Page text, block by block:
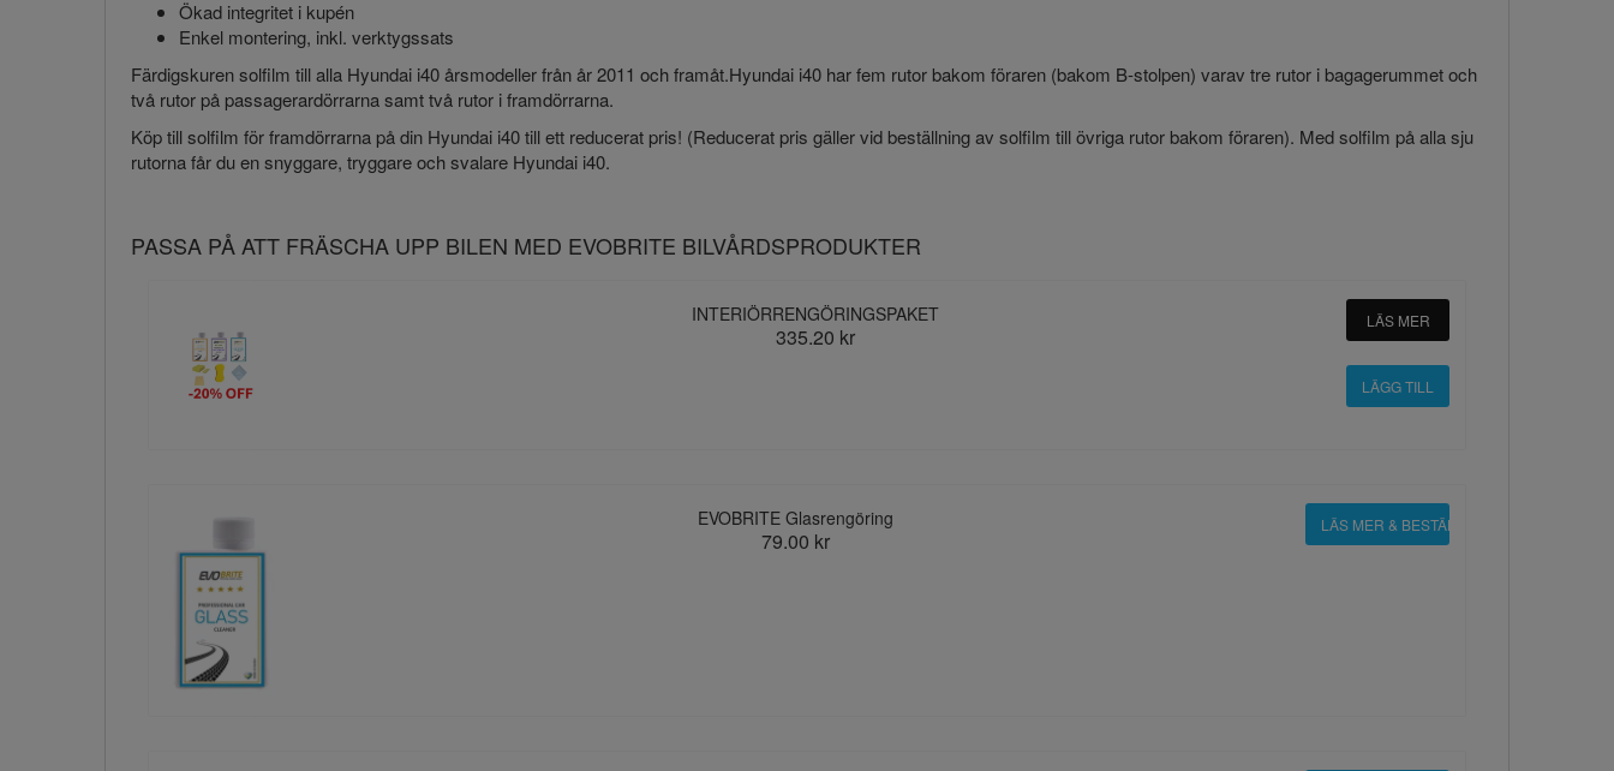
Ökad integritet i kupén
Enkel montering, inkl. verktygssats
Färdigskuren solfilm till alla Hyundai i40 årsmodeller från år 2011 och framåt.Hyundai i40 har fem rutor bakom föraren (bakom B-stolpen) varav tre rutor i bagagerummet och
två rutor på passagerardörrarna samt två rutor i framdörrarna.
Köp till solfilm för framdörrarna på din Hyundai i40 till ett reducerat pris! (Reducerat pris gäller vid beställning av solfilm till övriga rutor bakom föraren). Med solfilm på alla sju
rutorna får du en snyggare, tryggare och svalare Hyundai i40.
PASSA PÅ ATT FRÄSCHA UPP BILEN MED EVOBRITE BILVÅRDSPRODUKTER
INTERIÖRRENGÖRINGSPAKET
335.20 kr
LÄS MER
EVOBRITE Glasrengöring
79.00 kr
LÄS MER & BESTÄLL